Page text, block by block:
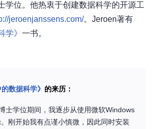
学位。他热衷于创建数据科学的开源工
jeroenjanssens.com/。Jeroen著有
学》 一书。
的数据科学》 的来历：
士学位期间，我逐步从使用微软Windows
刚开始我有点谨小慎微，因此同时安装